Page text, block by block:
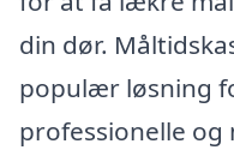
din dør.
populær løsning
professionelle og